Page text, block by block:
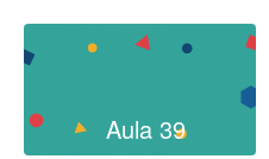
Aula 39